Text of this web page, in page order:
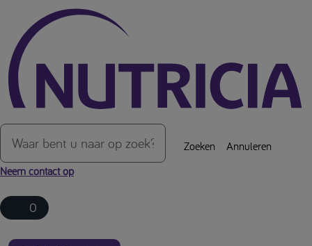
Over de inhoud van de pagina
Zoeken
Annuleren
Neem contact op
0